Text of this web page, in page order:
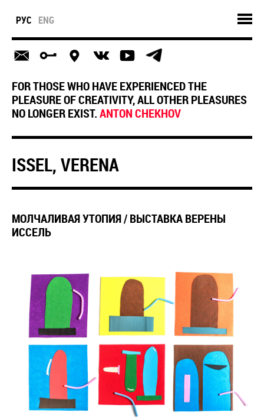
РУС ENG
FOR THOSE WHO HAVE EXPERIENCED THE
PLEASURE OF CREATIVITY, ALL OTHER PLEASURES
NO LONGER EXIST.ANTON CHEKHOV
ISSEL, VERENA
МОЛЧАЛИВАЯ УТОПИЯ / ВЫСТАВКА ВЕРЕНЫ
ИССЕЛЬ